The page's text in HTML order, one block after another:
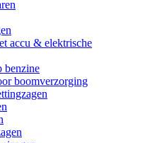
accu & elektrische
benzine
boomverzorging